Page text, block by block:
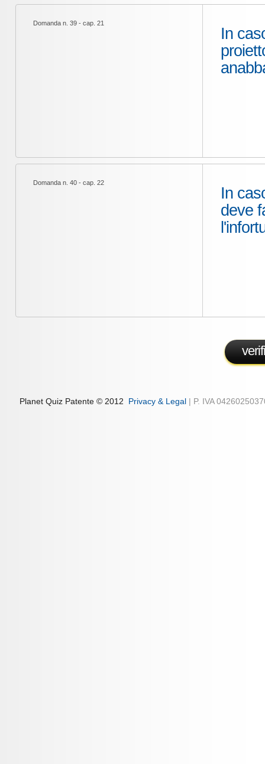
Domanda n. 39 - cap. 21
In
Domanda n. 40 - cap. 22
In
deve
Planet Quiz Patente © 2012 Privacy & Legal | P. IVA